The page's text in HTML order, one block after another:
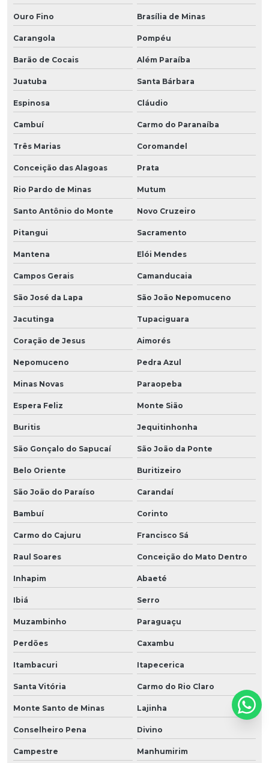
Ouro Fino Brasília de Minas
Carangola Pompéu
Barão de Cocais Além Paraíba
Juatuba Santa Bárbara
Espinosa Cláudio
Cambuí Carmo do Paranaíba
Três Marias Coromandel
Conceição das Alagoas Prata
Rio Pardo de Minas Mutum
Santo Antônio do Monte Novo Cruzeiro
Pitangui Sacramento
Mantena Elói Mendes
Campos Gerais Camanducaia
São José da Lapa São João Nepomuceno
Jacutinga Tupaciguara
Coração de Jesus Aimorés
Nepomuceno Pedra Azul
Minas Novas Paraopeba
Espera Feliz Monte Sião
Buritis Jequitinhonha
São Gonçalo do Sapucaí São João da Ponte
Belo Oriente Buritizeiro
São João do Paraíso Carandaí
Bambuí Corinto
Carmo do Cajuru Francisco Sá
Raul Soares Conceição do Mato Dentro
Inhapim Abaeté
Ibiá Serro
Muzambinho Paraguaçu
Perdões Caxambu
Itambacuri Itapecerica
Santa Vitória Carmo do Rio Claro
Monte Santo de Minas Lajinha
Conselheiro Pena Divino
Campestre Manhumirim